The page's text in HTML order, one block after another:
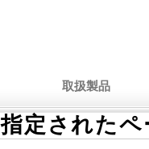
取扱製品
指定された